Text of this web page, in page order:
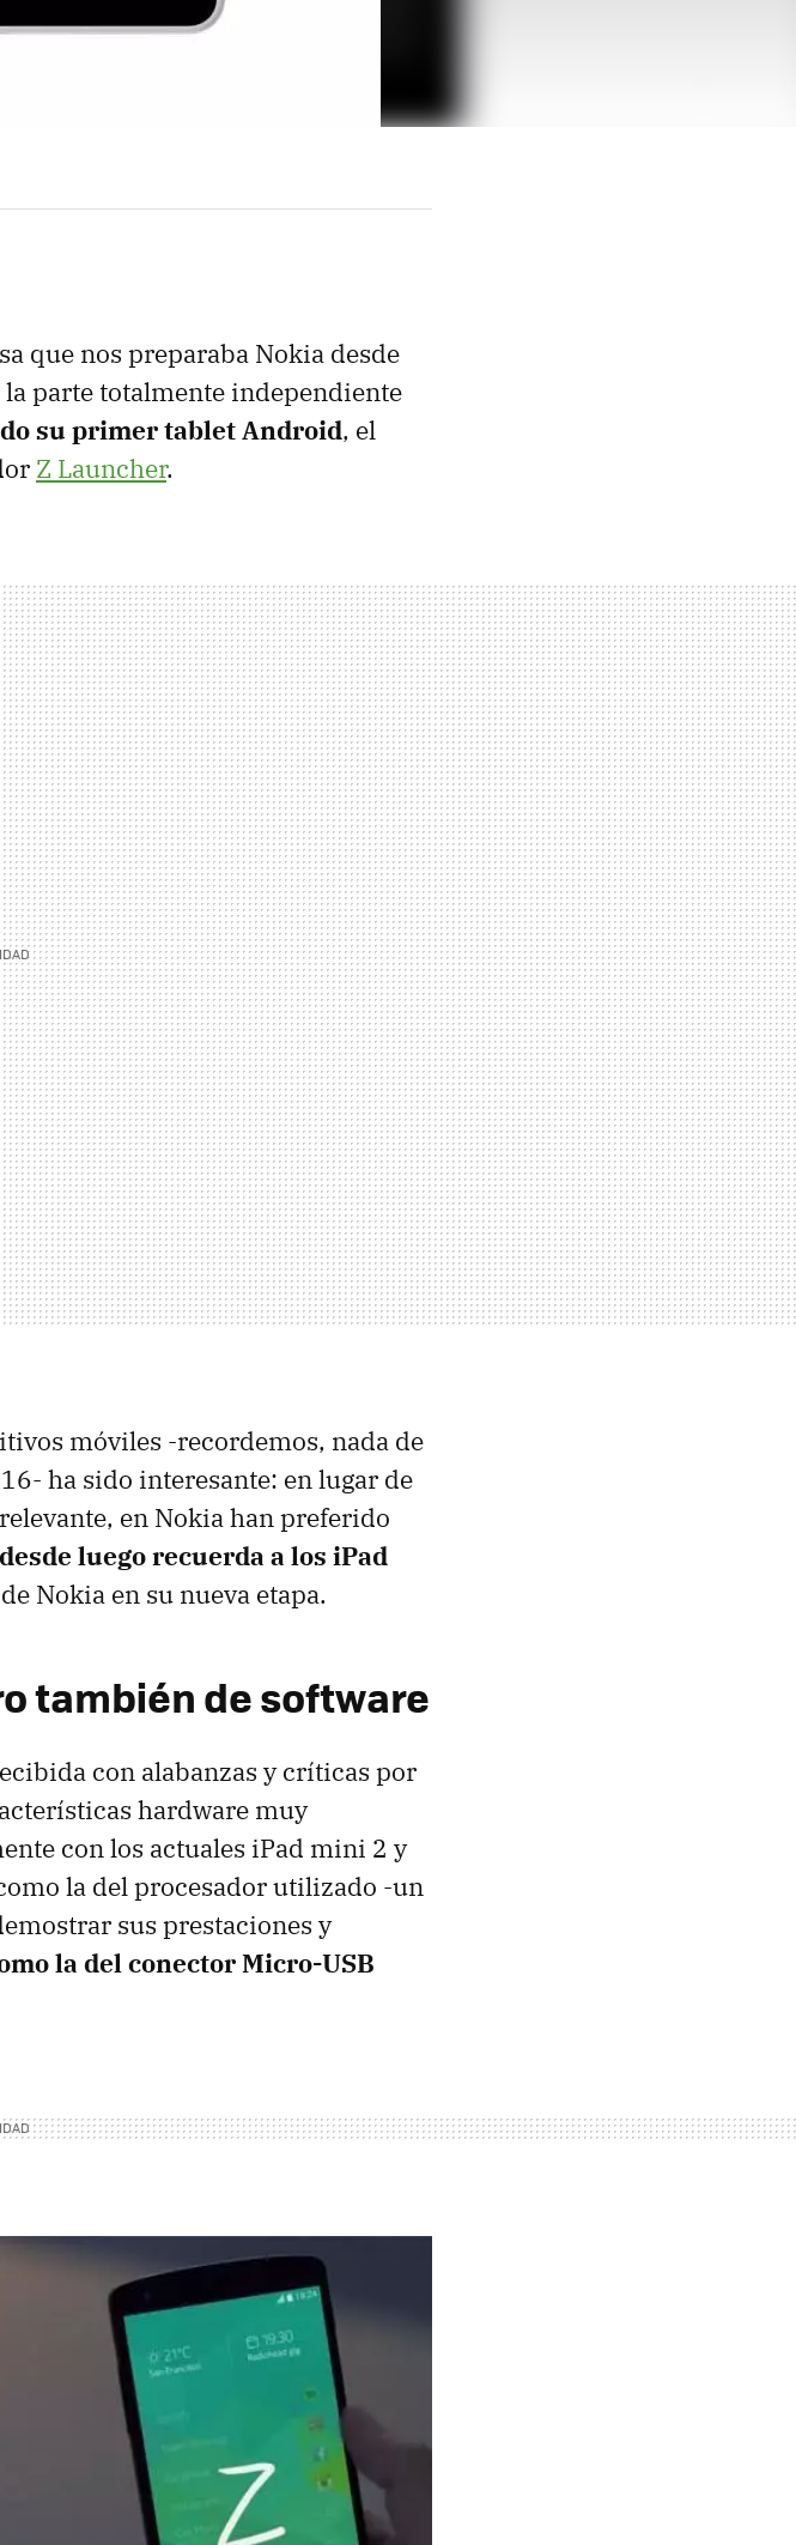
que nos preparaba Nokia desde
parte totalmente independiente
su primer tablet Android, el
Z Launcher.
móviles -recordemos, nada de
ha sido interesante: en lugar de
en Nokia han preferido
desde luego recuerda a los iPad
Nokia en su nueva etapa.
también de software
con alabanzas y críticas por
hardware muy
con los actuales iPad mini 2 y
la del procesador utilizado -un
sus prestaciones y
la del conector Micro-USB